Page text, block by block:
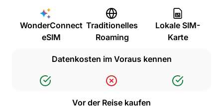
WonderConnect
eSIM
Traditionelles
Roaming
Lokale SIM-
Karte
Datenkosten im Voraus kennen
Vor der Reise kaufen